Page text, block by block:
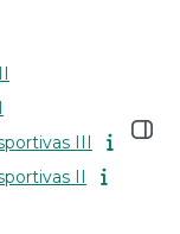
Abrir
III
II